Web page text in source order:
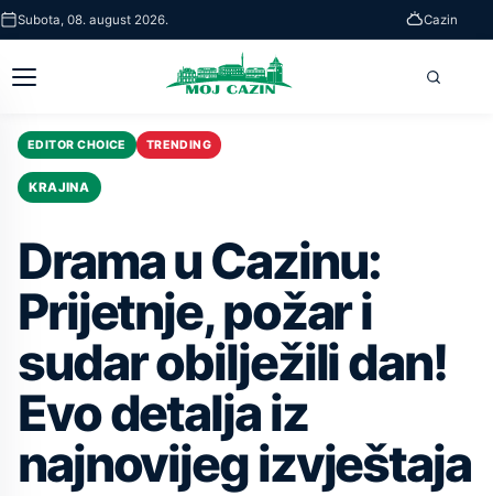
Skip
to
main
Subota, 08. august 2026. Cazin
Otvori
meni
EDITOR CHOICE TRENDING
KRAJINA
Drama u Cazinu:
Prijetnje, požar i
sudar obilježili dan!
Evo detalja iz
najnovijeg izvještaja